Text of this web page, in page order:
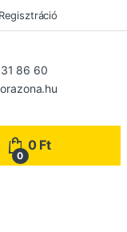
86 60
0
0 Ft